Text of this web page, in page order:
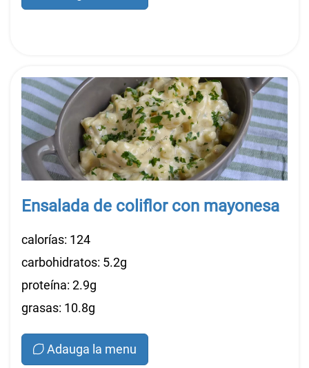
Ensalada de coliflor con mayonesa
calorías: 124
carbohidratos: 5.2g
proteína: 2.9g
grasas: 10.8g
Adauga la menu